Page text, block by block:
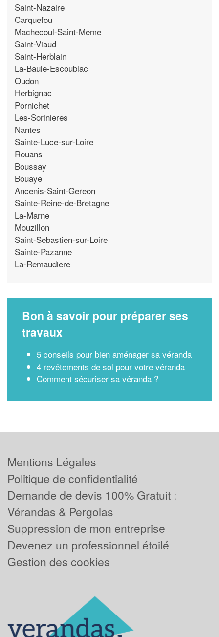
Saint-Nazaire
Carquefou
Machecoul-Saint-Meme
Saint-Viaud
Saint-Herblain
La-Baule-Escoublac
Oudon
Herbignac
Pornichet
Les-Sorinieres
Nantes
Sainte-Luce-sur-Loire
Rouans
Boussay
Bouaye
Ancenis-Saint-Gereon
Sainte-Reine-de-Bretagne
La-Marne
Mouzillon
Saint-Sebastien-sur-Loire
Sainte-Pazanne
La-Remaudiere
Bon à savoir pour préparer ses
travaux
5 conseils pour bien aménager sa véranda
4 revêtements de sol pour votre véranda
Comment sécuriser sa véranda ?
Mentions Légales
Politique de confidentialité
Demande de devis 100% Gratuit :
Vérandas & Pergolas
Suppression de mon entreprise
Devenez un professionnel étoilé
Gestion des cookies